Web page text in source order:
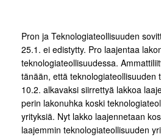
Pron ja Teknologiateollisuuden
25.1. ei edistytty. Pro laajentaa
teknologiateollisuudessa.
tänään, että teknologiateollisuuden
10.2. alkavaksi siirrettyä lakkoa
perin lakonuhka koski
yrityksiä. Nyt lakko laajennetaan
laajemmin teknologiateollisuuden